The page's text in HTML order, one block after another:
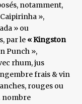
notamment,
»,
» ou
par le « Kingston
Punch »,
rhum, jus
frais & vin
rouges ou
nombre